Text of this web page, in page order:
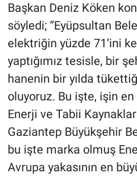
Başkan Deniz Köken
söyledi; “Eyüpsultan
elektriğin yüzde 71‘ini
yaptığımız tesisle, bir
hanenin bir yılda
oluyoruz. Bu işte, işin en
Enerji ve Tabii Kaynaklar
Gaziantep Büyükşehir
bu işte marka olmuş
Avrupa yakasının en